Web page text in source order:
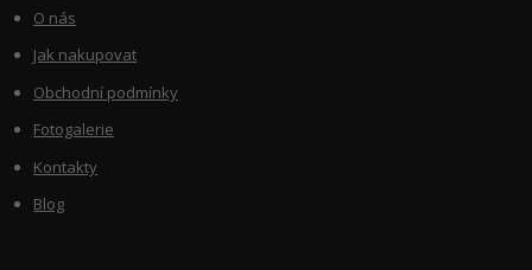
O nás
Jak nakupovat
Obchodní podmínky
Fotogalerie
Kontakty
Blog